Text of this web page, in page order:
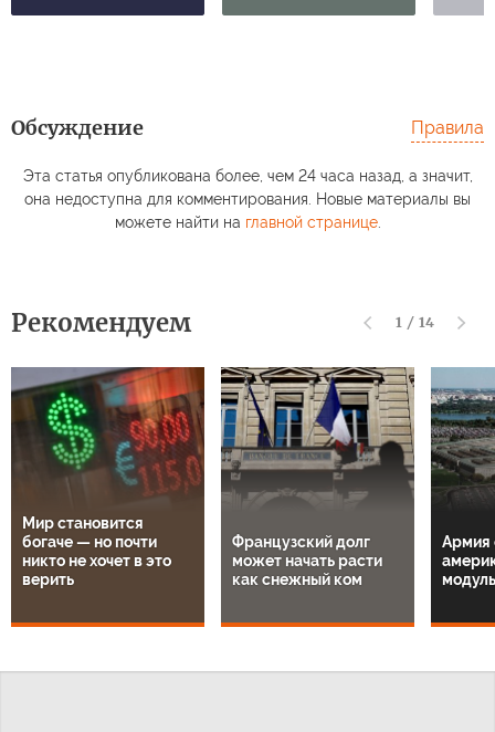
Обсуждение Правила
Эта статья опубликована более, чем 24 часа назад, а значит,
она недоступна для комментирования. Новые материалы вы
можете найти на главной странице.
Рекомендуем 1 / 14
Мир становится
богаче — но почти
никто не хочет в это
верить
Французский долг
может начать расти
как снежный ком
Армия